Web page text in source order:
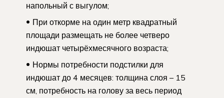
напольный с выгулом;
При откорме на один метр квадратный
площади размещать не более четверо
индюшат четырёхмесячного возраста;
Нормы потребности подстилки для
индюшат до 4 месяцев: толщина слоя – 15
см, потребность на голову за весь период